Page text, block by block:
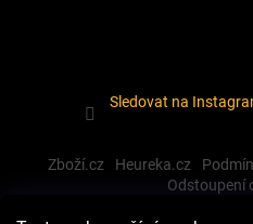
Sledovat na
Zboží.cz Heureka.cz
Odstoupení